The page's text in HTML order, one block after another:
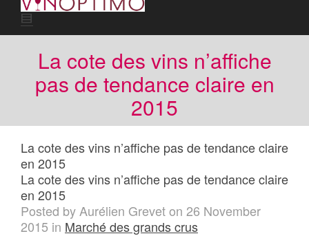
La cote des vins n’affiche
pas de tendance claire en
2015
La cote des vins n’affiche pas de tendance claire
en 2015
La cote des vins n’affiche pas de tendance claire
en 2015
Posted by Aurélien Greveton 26 November
2015 in Marché des grands crus